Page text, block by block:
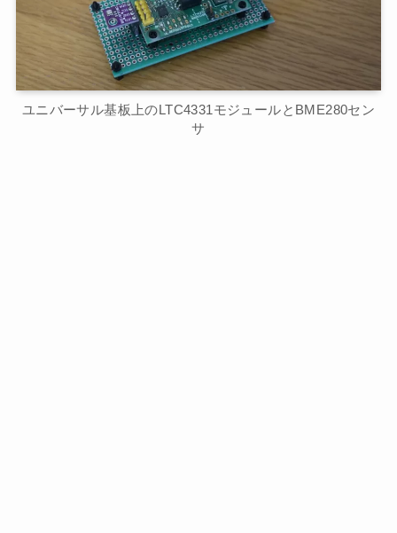
ユニバーサル基板上のLTC4331モジュールとBME280セン
サ